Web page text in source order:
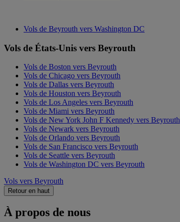
Vols de Beyrouth vers Washington DC
Vols de États-Unis vers Beyrouth
Vols de Boston vers Beyrouth
Vols de Chicago vers Beyrouth
Vols de Dallas vers Beyrouth
Vols de Houston vers Beyrouth
Vols de Los Angeles vers Beyrouth
Vols de Miami vers Beyrouth
Vols de New York John F Kennedy vers Beyrouth
Vols de Newark vers Beyrouth
Vols de Orlando vers Beyrouth
Vols de San Francisco vers Beyrouth
Vols de Seattle vers Beyrouth
Vols de Washington DC vers Beyrouth
Vols vers Beyrouth
Retour en haut
À propos de nous